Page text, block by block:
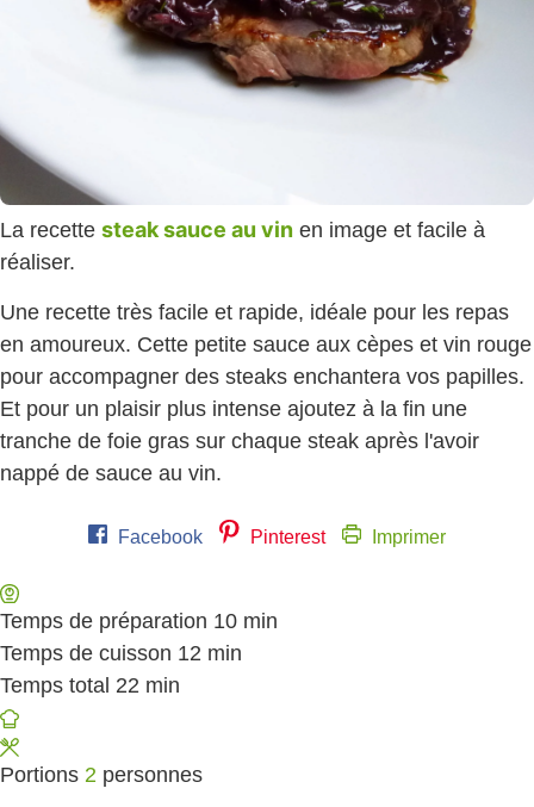
La recette steak sauce au vin en image et facile à
réaliser.
Une recette très facile et rapide, idéale pour les repas
en amoureux. Cette petite sauce aux cèpes et vin rouge
pour accompagner des steaks enchantera vos papilles.
Et pour un plaisir plus intense ajoutez à la fin une
tranche de foie gras sur chaque steak après l'avoir
nappé de sauce au vin.
Facebook Pinterest Imprimer
Temps de préparation 10 minutes
min
Temps de cuisson 12 minutes
min
Temps total 22 minutes
min
Portions 2 personnes